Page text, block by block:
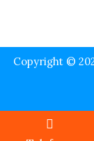
Copyright ©